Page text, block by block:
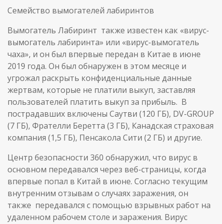
Семейство вымогателей лабиринтов
Вымогатель Лабиринт также известен как «вирус-
вымогатель лабиринта» или «вирус-вымогатель
чаха», и он был впервые передан в Китае в июне
2019 года. Он был обнаружен в этом месяце и
угрожал раскрыть конфиденциальные данные
жертвам, которые не платили выкуп, заставляя
пользователей платить выкуп за прибыль. В
пострадавших включены Саутви (120 ГБ), DV-GROUP
(7 ГБ), Фрателли Беретта (3 ГБ), Канадская страховая
компания (1,5 ГБ), Пенсакола Сити (2 ГБ) и другие.
Центр безопасности 360 обнаружил, что вирус в
основном передавался через веб-страницы, когда
впервые попал в Китай в июне. Согласно текущим
внутренним отзывам о случаях заражения, он
также передавался с помощью взрывных работ на
удаленном рабочем столе и заражения. Вирус